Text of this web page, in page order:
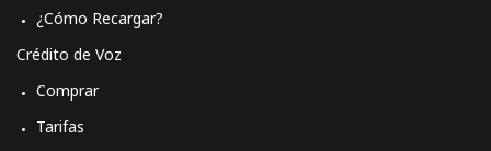
¿Cómo Recargar?
Crédito de Voz
Comprar
Tarifas